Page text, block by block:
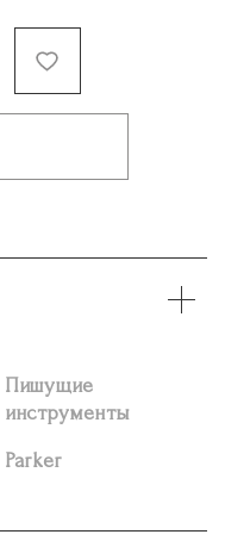
Пишущие
инструменты
Parker